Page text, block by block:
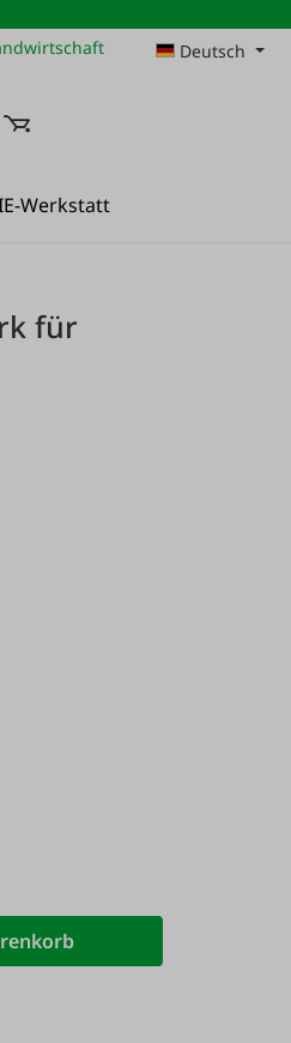
Deutsch
0 Produkte auf dem
Werkstatt
für
Wert